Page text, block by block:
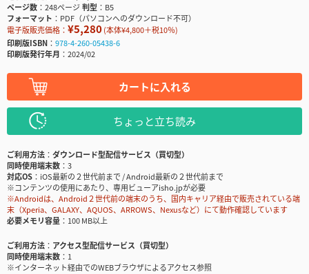
ページ数
248ページ判型
B5
フォーマット
PDF（パソコンへのダウンロード不可）
電子版販売価格： ¥5,280(本体¥4,800＋税10％)
印刷版ISBN
978-4-260-05438-6
印刷版発行年月
2024/02
カートに入れる
ちょっと立ち読み
ご利用方法
ダウンロード型配信サービス（買切型）
同時使用端末数
3
対応OS
iOS最新の２世代前まで / Android最新の２世代前まで
※コンテンツの使用にあたり、専用ビューアisho.jpが必要
※Androidは、Android２世代前の端末のうち、国内キャリア経由で販売されている端
末（Xperia、GALAXY、AQUOS、ARROWS、Nexusなど）にて動作確認しています
必要メモリ容量
100 MB以上
ご利用方法
アクセス型配信サービス（買切型）
同時使用端末数
1
※インターネット経由でのWEBブラウザによるアクセス参照